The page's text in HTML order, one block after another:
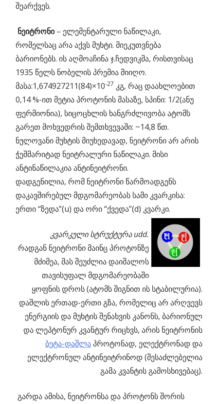
შეარქვეს.
ნეიტრონი– ელემენტარული ნაწილაკი,
რომელსაც არა აქვს მუხტი. მიეკუთვნება
ბარიონებს. ის აღმოაჩინა ჯ.ჩედვიკმა, რისთვისაც
1935 წელს ნობელის პრემია მიიღო.
მასა:1,674927211(84)×10-27 კგ, რაც დაახლოებით
0,14 %-ით მეტია პროტონის მასაზე, სპინი: 1/2(ანუ
ფერმიონია), სიცოცხლის ხანგრძლივობა ატომს
გარეთ მოხვედრის შემთხვევაში: ~14,8 წთ.
ნულოვანი მუხტის მიუხედავად, ნეიტრონი არ არის
ჭეშმარიტად ნეიტრალური ნაწილაკი. მისი
ანტინაწილაკია ანტინეიტრონი.
დადგენილია, რომ ნეიტრონი წარმოადგენს
დაკავშირებულ მდგომარეობას სამი კვარკისა:
ერთი “ზედა”(u) და ორი “ქვედა”(d) კვარკი.
კვარკული სტრუქტურაudd.
რადგან ნეიტრონი მაინც პროტონზე
მძიმეა, მას შეუძლია დაიშალოს
თავისუფალ მდგომარეობაში
ყოფნის დროს (ატომს შიგნით ის სტაბილურია).
დაშლის ერთად-ერთი გზა, რომელიც არ არღვევს
ენერგიის და მუხტის შენახვის კანონს, ბარიონულ
და ლეპტონურ კვანტურ რიცხვს, არის ნეიტრონის
ბეტა-დაშლაპროტონად, ელექტრონად და
ელექტრონულ ანტინეიტრინოდ (შესაძლებელია
გამა კვანტის გამოსხივებაც).
გარდა ამისა, ნეიტრონსა და პროტონს შორის